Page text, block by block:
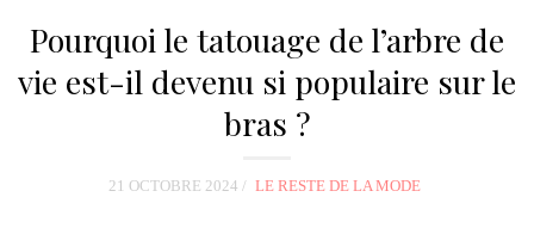
i
Pourquoi le tatouage de l’arbre de
vie est-il devenu si populaire sur le
bras ?
21 OCTOBRE 2024 LE RESTE DE LA MODE